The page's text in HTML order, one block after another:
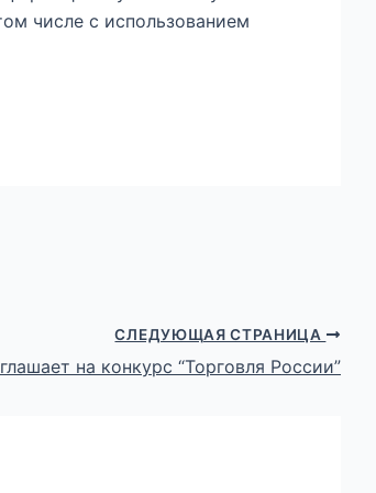
числе с использованием
СЛЕДУЮЩАЯ СТРАНИЦА
на конкурс “Торговля России”